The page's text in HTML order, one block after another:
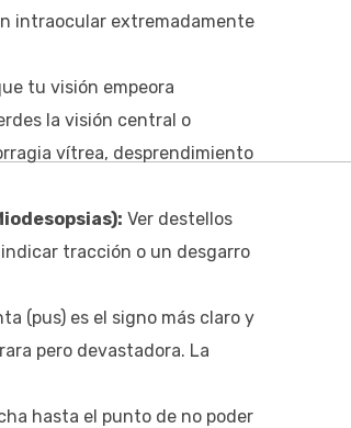
intraocular extremadamente
tu visión empeora
la visión central o
vítrea, desprendimiento
Ver destellos
tracción o un desgarro
(pus) es el signo más claro y
pero devastadora. La
hasta el punto de no poder